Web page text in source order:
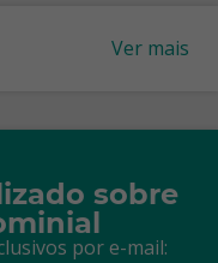
Ver mais
sobre
por e-mail: